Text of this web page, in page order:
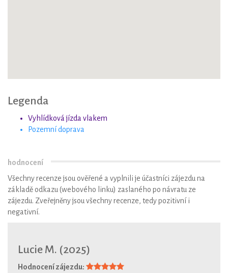
Legenda
Vyhlídková jízda vlakem
Pozemní doprava
hodnocení
Všechny recenze jsou ověřené a vyplnili je účastníci zájezdu na
základě odkazu (webového linku) zaslaného po návratu ze
zájezdu. Zveřejněny jsou všechny recenze, tedy pozitivní i
negativní.
Lucie M. (2025)
Hodnocení zájezdu: